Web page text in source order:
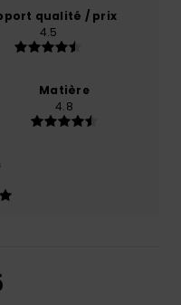
qualité / prix
4.5
Matière
4.8